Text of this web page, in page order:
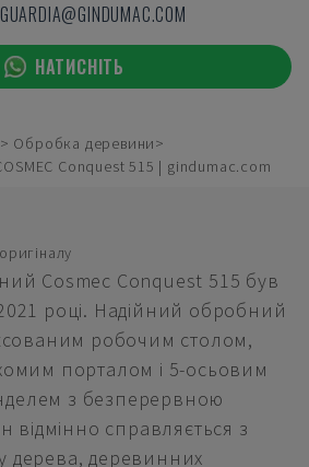
НАТИСНІТЬ
Обробка деревини
Conquest 515 | gindumac.com
Cosmec Conquest 515 був
році. Надійний обробний
робочим столом,
порталом і 5-осьовим
з безперервною
відмінно справляється з
дерева, деревинних